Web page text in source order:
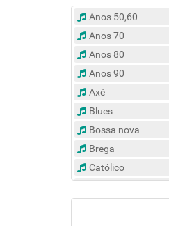
Anos 50,60
Anos 70
Anos 80
Anos 90
Axé
Blues
Bossa nova
Brega
Católico